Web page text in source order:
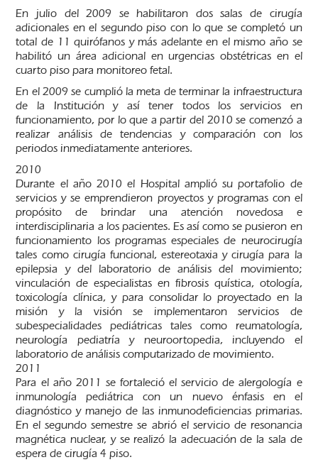
En julio del 2009 se habilitaron dos salas de cirugía
adicionales en el segundo piso con lo que se completó un
total de 11 quirófanos y más adelante en el mismo año se
habilitó un área adicional en urgencias obstétricas en el
cuarto piso para monitoreo fetal.
En el 2009 se cumplió la meta de terminar la infraestructura
de la Institución y así tener todos los servicios en
funcionamiento, por lo que a partir del 2010 se comenzó a
realizar análisis de tendencias y comparación con los
periodos inmediatamente anteriores.
2010
Durante el año 2010 el Hospital amplió su portafolio de
servicios y se emprendieron proyectos y programas con el
propósito de brindar una atención novedosa e
interdisciplinaria a los pacientes. Es así como se pusieron en
funcionamiento los programas especiales de neurocirugía
tales como cirugía funcional, estereotaxia y cirugía para la
epilepsia y del laboratorio de análisis del movimiento;
vinculación de especialistas en fibrosis quística, otología,
toxicología clínica, y para consolidar lo proyectado en la
misión y la visión se implementaron servicios de
subespecialidades pediátricas tales como reumatología,
neurología pediatría y neuroortopedia, incluyendo el
laboratorio de análisis computarizado de movimiento.
2011
Para el año 2011 se fortaleció el servicio de alergología e
inmunología pediátrica con un nuevo énfasis en el
diagnóstico y manejo de las inmunodeficiencias primarias.
En el segundo semestre se abrió el servicio de resonancia
magnética nuclear, y se realizó la adecuación de la sala de
espera de cirugía 4 piso.